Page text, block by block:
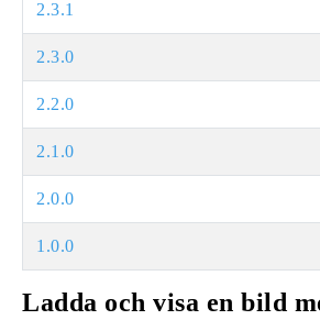
2.3.1
2.3.0
2.2.0
2.1.0
2.0.0
1.0.0
Ladda och visa en bild